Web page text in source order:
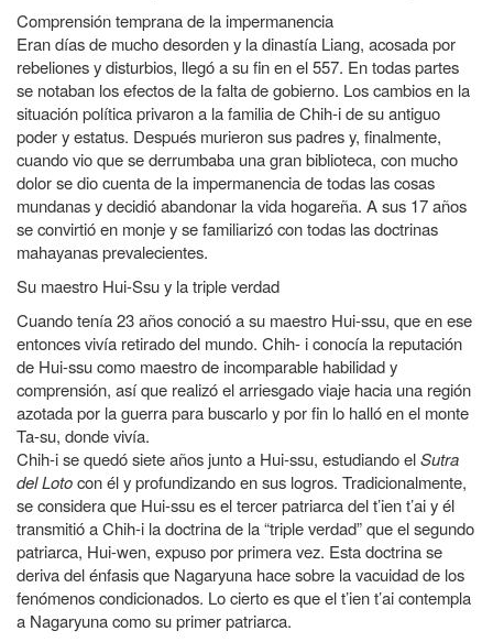
Comprensión temprana de la impermanencia
Eran días de mucho desorden y la dinastía Liang, acosada por
rebeliones y disturbios, llegó a su fin en el 557. En todas partes
se notaban los efectos de la falta de gobierno. Los cambios en la
situación política privaron a la familia de Chih-i de su antiguo
poder y estatus. Después murieron sus padres y, finalmente,
cuando vio que se derrumbaba una gran biblioteca, con mucho
dolor se dio cuenta de la impermanencia de todas las cosas
mundanas y decidió abandonar la vida hogareña. A sus 17 años
se convirtió en monje y se familiarizó con todas las doctrinas
mahayanas prevalecientes.
Su maestro Hui-Ssu y la triple verdad
Cuando tenía 23 años conoció a su maestro Hui-ssu, que en ese
entonces vivía retirado del mundo. Chih- i conocía la reputación
de Hui-ssu como maestro de incomparable habilidad y
comprensión, así que realizó el arriesgado viaje hacia una región
azotada por la guerra para buscarlo y por fin lo halló en el monte
Ta-su, donde vivía.
Chih-i se quedó siete años junto a Hui-ssu, estudiando elSutra
del Lotocon él y profundizando en sus logros. Tradicionalmente,
se considera que Hui-ssu es el tercer patriarca del t’ien t’ai y él
transmitió a Chih-i la doctrina de la “triple verdad” que el segundo
patriarca, Hui-wen, expuso por primera vez. Esta doctrina se
deriva del énfasis que Nagaryuna hace sobre la vacuidad de los
fenómenos condicionados. Lo cierto es que el t’ien t’ai contempla
a Nagaryuna como su primer patriarca.